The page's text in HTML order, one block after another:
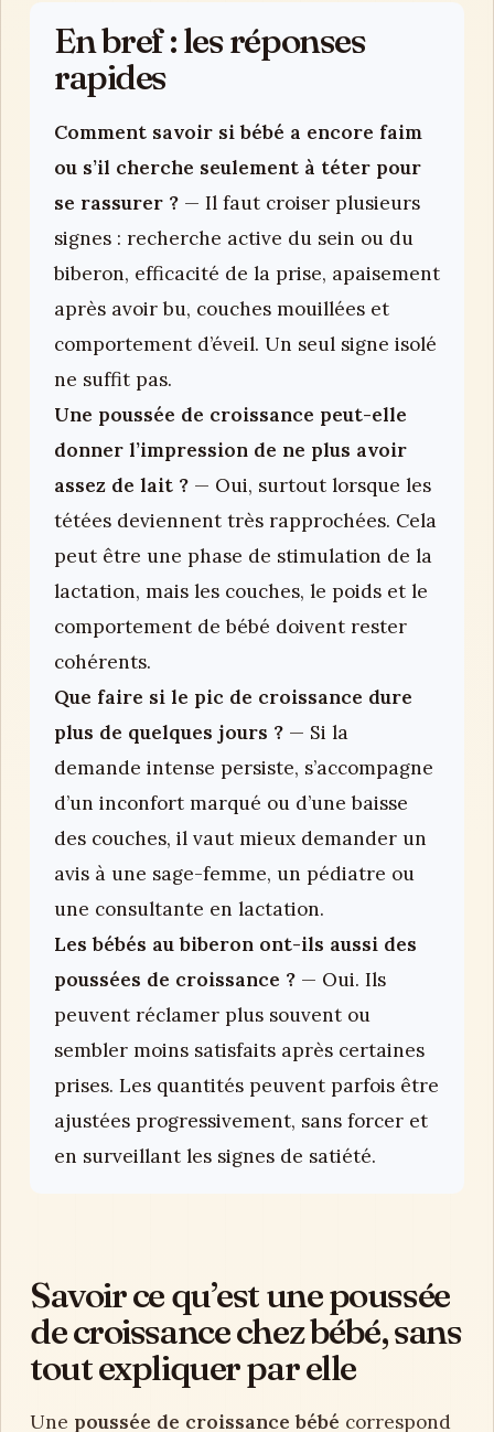
En bref : les réponses
rapides
Comment savoir si bébé a encore faim
ou s’il cherche seulement à téter pour
se rassurer ? — Il faut croiser plusieurs
signes : recherche active du sein ou du
biberon, efficacité de la prise, apaisement
après avoir bu, couches mouillées et
comportement d’éveil. Un seul signe isolé
ne suffit pas.
Une poussée de croissance peut-elle
donner l’impression de ne plus avoir
assez de lait ? — Oui, surtout lorsque les
tétées deviennent très rapprochées. Cela
peut être une phase de stimulation de la
lactation, mais les couches, le poids et le
comportement de bébé doivent rester
cohérents.
Que faire si le pic de croissance dure
plus de quelques jours ? — Si la
demande intense persiste, s’accompagne
d’un inconfort marqué ou d’une baisse
des couches, il vaut mieux demander un
avis à une sage-femme, un pédiatre ou
une consultante en lactation.
Les bébés au biberon ont-ils aussi des
poussées de croissance ? — Oui. Ils
peuvent réclamer plus souvent ou
sembler moins satisfaits après certaines
prises. Les quantités peuvent parfois être
ajustées progressivement, sans forcer et
en surveillant les signes de satiété.
Savoir ce qu’est une poussée
de croissance chez bébé, sans
tout expliquer par elle
Une poussée de croissance bébé correspond